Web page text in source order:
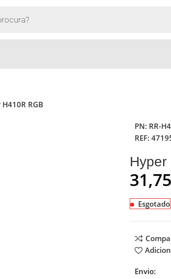
RGB
PN: RR-
REF:
Hyper
31,75
Esgotado
Envio: